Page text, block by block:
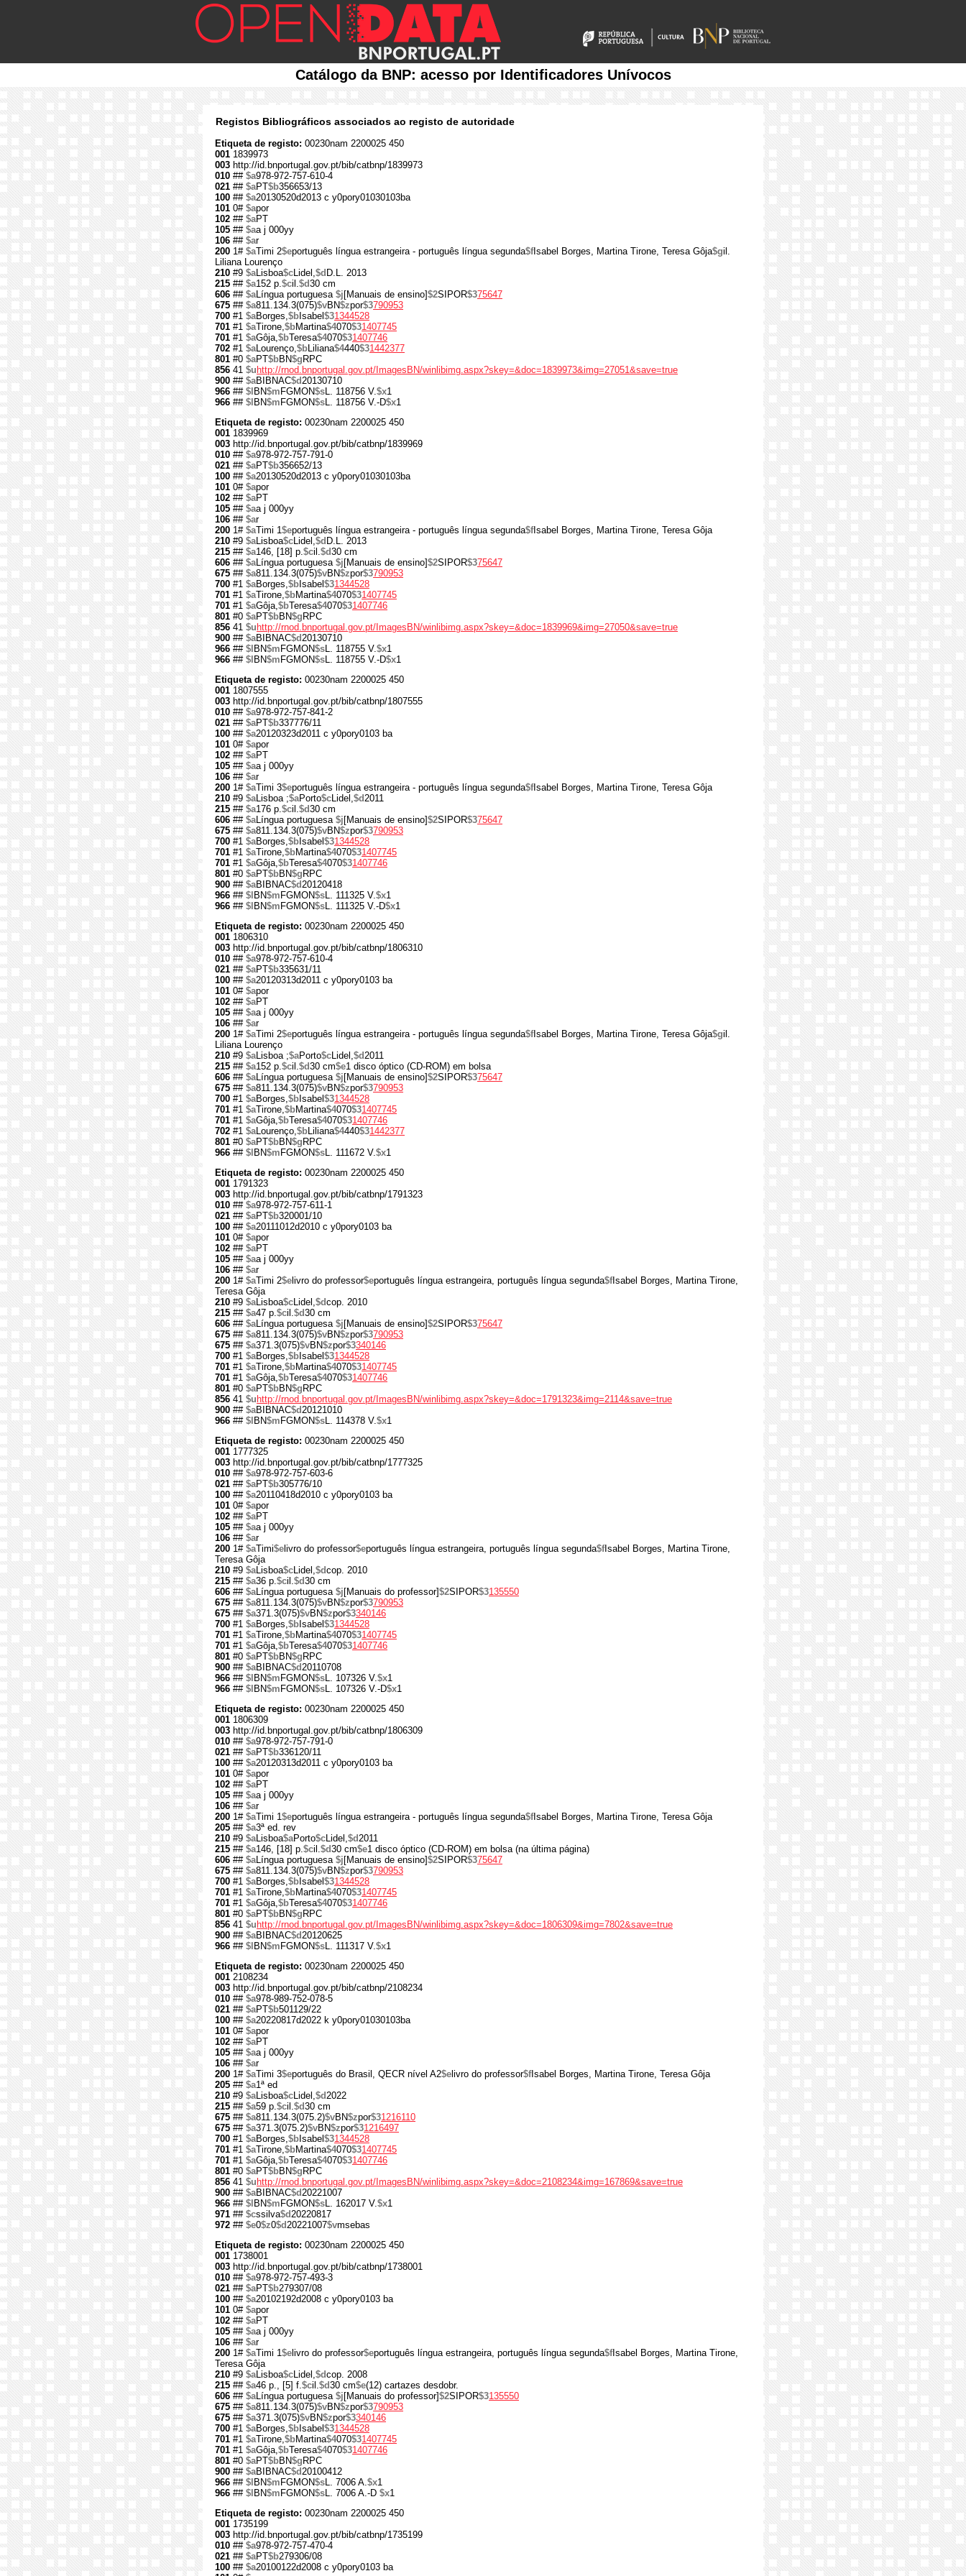
Catálogo da BNP: acesso por Identificadores Unívocos
Registos Bibliográficos associados ao registo de autoridade
Etiqueta de registo: 00230nam 2200025 450
001 1839973
003 http://id.bnportugal.gov.pt/bib/catbnp/1839973
010 ## $a978-972-757-610-4
021 ## $aPT$b356653/13
100 ## $a20130520d2013 c y0pory01030103ba
101 0# $apor
102 ## $aPT
105 ## $aa j 000yy
106 ## $ar
200 1# $aTimi 2$eportuguês língua estrangeira - português língua segunda$fIsabel Borges, Martina Tirone, Teresa Gôja$gil.
Liliana Lourenço
210 #9 $aLisboa$cLidel,$d D.L. 2013
215 ## $a152 p.$cil.$d30 cm
606 ## $aLíngua portuguesa $j [Manuais de ensino]$2SIPOR$375647
675 ## $a811.134.3(075)$vBN$zpor$3790953
700 #1 $aBorges,$b Isabel $31344528
701 #1 $aTirone,$bMartina$4070$31407745
701 #1 $aGôja,$bTeresa$4070$31407746
702 #1 $aLourenço,$bLiliana$4440$31442377
801 #0 $aPT$bBN$g RPC
856 41 $u http://rnod.bnportugal.gov.pt/ImagesBN/winlibimg.aspx?skey=&doc=1839973&img=27051&save=true
900 ## $aBIBNAC$d20130710
966 ## $l BN$m FGMON$sL. 118756 V.$x1
966 ## $l BN$m FGMON$sL. 118756 V.-D$x1
Etiqueta de registo: 00230nam 2200025 450
001 1839969
003 http://id.bnportugal.gov.pt/bib/catbnp/1839969
010 ## $a978-972-757-791-0
021 ## $aPT$b356652/13
100 ## $a20130520d2013 c y0pory01030103ba
101 0# $apor
102 ## $aPT
105 ## $aa j 000yy
106 ## $ar
200 1# $aTimi 1$eportuguês língua estrangeira - português língua segunda$fIsabel Borges, Martina Tirone, Teresa Gôja
210 #9 $aLisboa$cLidel,$d D.L. 2013
215 ## $a146, [18] p.$cil.$d30 cm
606 ## $aLíngua portuguesa $j [Manuais de ensino]$2SIPOR$375647
675 ## $a811.134.3(075)$vBN$zpor$3790953
700 #1 $aBorges,$b Isabel $31344528
701 #1 $aTirone,$bMartina$4070$31407745
701 #1 $aGôja,$bTeresa$4070$31407746
801 #0 $aPT$bBN$g RPC
856 41 $u http://rnod.bnportugal.gov.pt/ImagesBN/winlibimg.aspx?skey=&doc=1839969&img=27050&save=true
900 ## $aBIBNAC$d20130710
966 ## $l BN$m FGMON$sL. 118755 V.$x1
966 ## $l BN$m FGMON$sL. 118755 V.-D$x1
Etiqueta de registo: 00230nam 2200025 450
001 1807555
003 http://id.bnportugal.gov.pt/bib/catbnp/1807555
010 ## $a978-972-757-841-2
021 ## $aPT$b337776/11
100 ## $a20120323d2011 c y0pory0103 ba
101 0# $apor
102 ## $aPT
105 ## $aa j 000yy
106 ## $ar
200 1# $aTimi 3$eportuguês língua estrangeira - português língua segunda$fIsabel Borges, Martina Tirone, Teresa Gôja
210 #9 $aLisboa ;$aPorto$cLidel,$d2011
215 ## $a176 p.$cil.$d30 cm
606 ## $aLíngua portuguesa $j [Manuais de ensino]$2SIPOR$375647
675 ## $a811.134.3(075)$vBN$zpor$3790953
700 #1 $aBorges,$b Isabel $31344528
701 #1 $aTirone,$bMartina$4070$31407745
701 #1 $aGôja,$bTeresa$4070$31407746
801 #0 $aPT$bBN$g RPC
900 ## $aBIBNAC$d20120418
966 ## $l BN$m FGMON$sL. 111325 V.$x1
966 ## $l BN$m FGMON$sL. 111325 V.-D$x1
Etiqueta de registo: 00230nam 2200025 450
001 1806310
003 http://id.bnportugal.gov.pt/bib/catbnp/1806310
010 ## $a978-972-757-610-4
021 ## $aPT$b335631/11
100 ## $a20120313d2011 c y0pory0103 ba
101 0# $apor
102 ## $aPT
105 ## $aa j 000yy
106 ## $ar
200 1# $aTimi 2$eportuguês língua estrangeira - português língua segunda$fIsabel Borges, Martina Tirone, Teresa Gôja$gil.
Liliana Lourenço
210 #9 $aLisboa ;$aPorto$cLidel,$d2011
215 ## $a152 p.$cil.$d30 cm$e1 disco óptico (CD-ROM) em bolsa
606 ## $aLíngua portuguesa $j [Manuais de ensino]$2SIPOR$375647
675 ## $a811.134.3(075)$vBN$zpor$3790953
700 #1 $aBorges,$b Isabel $31344528
701 #1 $aTirone,$bMartina$4070$31407745
701 #1 $aGôja,$bTeresa$4070$31407746
702 #1 $aLourenço,$bLiliana$4440$31442377
801 #0 $aPT$bBN$g RPC
966 ## $l BN$m FGMON$sL. 111672 V.$x1
Etiqueta de registo: 00230nam 2200025 450
001 1791323
003 http://id.bnportugal.gov.pt/bib/catbnp/1791323
010 ## $a978-972-757-611-1
021 ## $aPT$b320001/10
100 ## $a20111012d2010 c y0pory0103 ba
101 0# $apor
102 ## $aPT
105 ## $aa j 000yy
106 ## $ar
200 1# $aTimi 2$e livro do professor$eportuguês língua estrangeira, português língua segunda$fIsabel Borges, Martina Tirone,
Teresa Gôja
210 #9 $aLisboa$cLidel,$dcop. 2010
215 ## $a47 p.$cil.$d30 cm
606 ## $aLíngua portuguesa $j [Manuais de ensino]$2SIPOR$375647
675 ## $a811.134.3(075)$vBN$zpor$3790953
675 ## $a371.3(075)$vBN$zpor$3340146
700 #1 $aBorges,$b Isabel $31344528
701 #1 $aTirone,$bMartina$4070$31407745
701 #1 $aGôja,$bTeresa$4070$31407746
801 #0 $aPT$bBN$g RPC
856 41 $u http://rnod.bnportugal.gov.pt/ImagesBN/winlibimg.aspx?skey=&doc=1791323&img=2114&save=true
900 ## $aBIBNAC$d20121010
966 ## $l BN$m FGMON$sL. 114378 V.$x1
Etiqueta de registo: 00230nam 2200025 450
001 1777325
003 http://id.bnportugal.gov.pt/bib/catbnp/1777325
010 ## $a978-972-757-603-6
021 ## $aPT$b305776/10
100 ## $a20110418d2010 c y0pory0103 ba
101 0# $apor
102 ## $aPT
105 ## $aa j 000yy
106 ## $ar
200 1# $aTimi$e livro do professor$eportuguês língua estrangeira, português língua segunda$fIsabel Borges, Martina Tirone,
Teresa Gôja
210 #9 $aLisboa$cLidel,$dcop. 2010
215 ## $a36 p.$cil.$d30 cm
606 ## $aLíngua portuguesa $j [Manuais do professor]$2SIPOR$3135550
675 ## $a811.134.3(075)$vBN$zpor$3790953
675 ## $a371.3(075)$vBN$zpor$3340146
700 #1 $aBorges,$b Isabel $31344528
701 #1 $aTirone,$bMartina$4070$31407745
701 #1 $aGôja,$bTeresa$4070$31407746
801 #0 $aPT$bBN$g RPC
900 ## $aBIBNAC$d20110708
966 ## $l BN$m FGMON$sL. 107326 V.$x1
966 ## $l BN$m FGMON$sL. 107326 V.-D$x1
Etiqueta de registo: 00230nam 2200025 450
001 1806309
003 http://id.bnportugal.gov.pt/bib/catbnp/1806309
010 ## $a978-972-757-791-0
021 ## $aPT$b336120/11
100 ## $a20120313d2011 c y0pory0103 ba
101 0# $apor
102 ## $aPT
105 ## $aa j 000yy
106 ## $ar
200 1# $aTimi 1$eportuguês língua estrangeira - português língua segunda$fIsabel Borges, Martina Tirone, Teresa Gôja
205 ## $a3ª ed. rev
210 #9 $aLisboa$aPorto$cLidel,$d2011
215 ## $a146, [18] p.$cil.$d30 cm$e1 disco óptico (CD-ROM) em bolsa (na última página)
606 ## $aLíngua portuguesa $j [Manuais de ensino]$2SIPOR$375647
675 ## $a811.134.3(075)$vBN$zpor$3790953
700 #1 $aBorges,$b Isabel $31344528
701 #1 $aTirone,$bMartina$4070$31407745
701 #1 $aGôja,$bTeresa$4070$31407746
801 #0 $aPT$bBN$g RPC
856 41 $u http://rnod.bnportugal.gov.pt/ImagesBN/winlibimg.aspx?skey=&doc=1806309&img=7802&save=true
900 ## $aBIBNAC$d20120625
966 ## $l BN$m FGMON$sL. 111317 V.$x1
Etiqueta de registo: 00230nam 2200025 450
001 2108234
003 http://id.bnportugal.gov.pt/bib/catbnp/2108234
010 ## $a978-989-752-078-5
021 ## $aPT$b501129/22
100 ## $a20220817d2022 k y0pory01030103ba
101 0# $apor
102 ## $aPT
105 ## $aa j 000yy
106 ## $ar
200 1# $aTimi 3$eportuguês do Brasil, QECR nível A2$e livro do professor$fIsabel Borges, Martina Tirone, Teresa Gôja
205 ## $a1ª ed
210 #9 $aLisboa$cLidel,$d2022
215 ## $a59 p.$cil.$d30 cm
675 ## $a811.134.3(075.2)$vBN$zpor$31216110
675 ## $a371.3(075.2)$vBN$zpor$31216497
700 #1 $aBorges,$b Isabel $31344528
701 #1 $aTirone,$bMartina$4070$31407745
701 #1 $aGôja,$bTeresa$4070$31407746
801 #0 $aPT$bBN$g RPC
856 41 $u http://rnod.bnportugal.gov.pt/ImagesBN/winlibimg.aspx?skey=&doc=2108234&img=167869&save=true
900 ## $aBIBNAC$d20221007
966 ## $l BN$m FGMON$sL. 162017 V.$x1
971 ## $cssilva$d20220817
972 ## $e0$z0$d20221007$vmsebas
Etiqueta de registo: 00230nam 2200025 450
001 1738001
003 http://id.bnportugal.gov.pt/bib/catbnp/1738001
010 ## $a978-972-757-493-3
021 ## $aPT$b279307/08
100 ## $a20102192d2008 c y0pory0103 ba
101 0# $apor
102 ## $aPT
105 ## $aa j 000yy
106 ## $ar
200 1# $aTimi 1$e livro do professor$eportuguês língua estrangeira, português língua segunda$fIsabel Borges, Martina Tirone,
Teresa Gôja
210 #9 $aLisboa$cLidel,$dcop. 2008
215 ## $a46 p., [5] f.$cil.$d30 cm$e(12) cartazes desdobr.
606 ## $aLíngua portuguesa $j [Manuais do professor]$2SIPOR$3135550
675 ## $a811.134.3(075)$vBN$zpor$3790953
675 ## $a371.3(075)$vBN$zpor$3340146
700 #1 $aBorges,$b Isabel $31344528
701 #1 $aTirone,$bMartina$4070$31407745
701 #1 $aGôja,$bTeresa$4070$31407746
801 #0 $aPT$bBN$g RPC
900 ## $aBIBNAC$d20100412
966 ## $l BN$m FGMON$sL. 7006 A.$x1
966 ## $l BN$m FGMON$sL. 7006 A.-D $x1
Etiqueta de registo: 00230nam 2200025 450
001 1735199
003 http://id.bnportugal.gov.pt/bib/catbnp/1735199
010 ## $a978-972-757-470-4
021 ## $aPT$b279306/08
100 ## $a20100122d2008 c y0pory0103 ba